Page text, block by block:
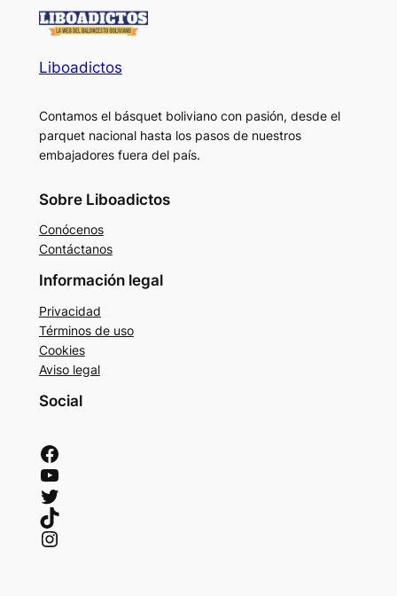
Liboadictos
Contamos el básquet boliviano con pasión, desde el
parquet nacional hasta los pasos de nuestros
embajadores fuera del país.
Sobre Liboadictos
Conócenos
Contáctanos
Información legal
Privacidad
Términos de uso
Cookies
Aviso legal
Social
Facebook
YouTube
Twitter
TikTok
Instagram